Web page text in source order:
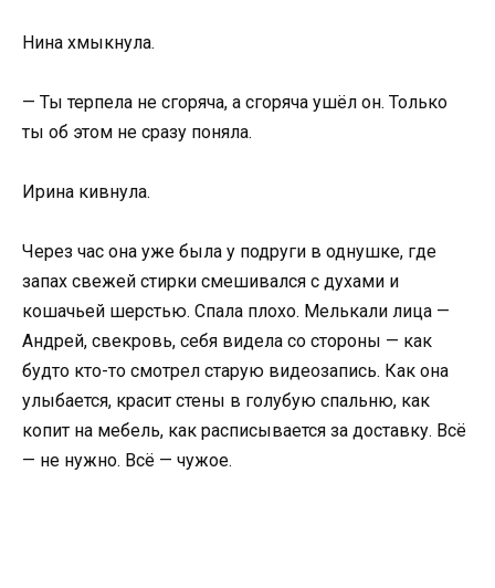
Нина хмыкнула.
— Ты терпела не сгоряча, а сгоряча ушёл он. Только
ты об этом не сразу поняла.
Ирина кивнула.
Через час она уже была у подруги в однушке, где
запах свежей стирки смешивался с духами и
кошачьей шерстью. Спала плохо. Мелькали лица —
Андрей, свекровь, себя видела со стороны — как
будто кто-то смотрел старую видеозапись. Как она
улыбается, красит стены в голубую спальню, как
копит на мебель, как расписывается за доставку. Всё
— не нужно. Всё — чужое.